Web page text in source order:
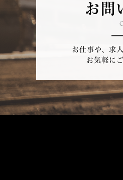
お問
お仕事や、求
お気軽に